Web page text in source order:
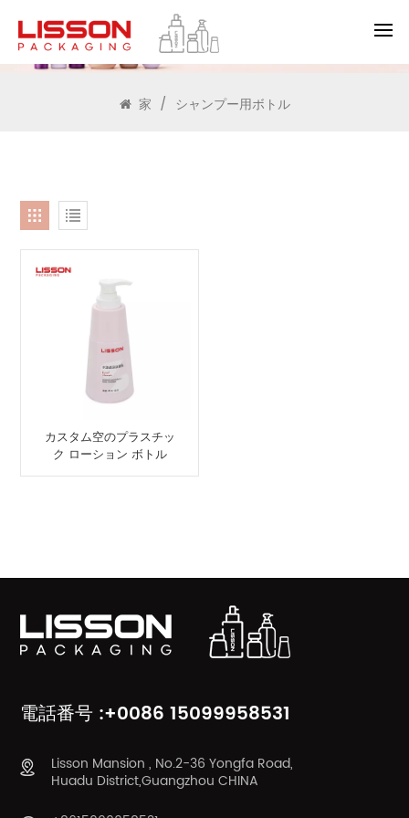
検索
家 / シャンプー用ボトル
カスタム空のプラスチッ
ク ローション ボトル
200ml PET ポンプ ボト
電話番号 :+0086 15099958531
Lisson Mansion , No.2-36 Yongfa Road,
Huadu District,Guangzhou CHINA